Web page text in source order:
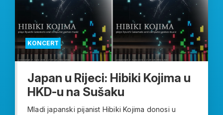
KONCERT
Japan u Rijeci: Hibiki Kojima u
HKD-u na Sušaku
Mladi japanski pijanist Hibiki Kojima donosi u